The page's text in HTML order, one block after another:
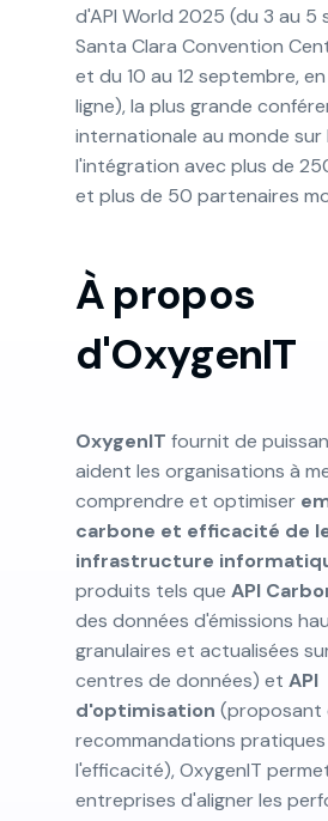
d'API World 2025 (du 3 au 5
Santa Clara Convention
et du 10 au 12 septembre,
ligne), la plus grande
internationale au monde sur
l'intégration avec plus de
et plus de 50 partenaires
À propos
d'OxygenIT
OxygenIT fournit de
aident les organisations à
comprendre et optimiser
carbone et efficacité de
infrastructure
produits tels que API
des données d'émissions
granulaires et actualisées
centres de données) et API
d'optimisation (proposant
recommandations
l'efficacité), OxygenIT
entreprises d'aligner les